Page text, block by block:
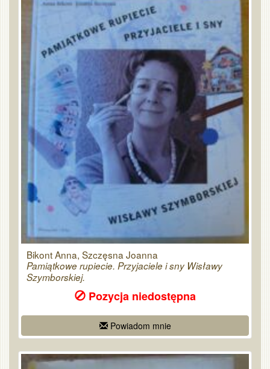
Bikont Anna, Szczęsna Joanna
Pamiątkowe rupiecie. Przyjaciele i sny Wisławy
Szymborskiej.
Pozycja niedostępna
Powiadom mnie